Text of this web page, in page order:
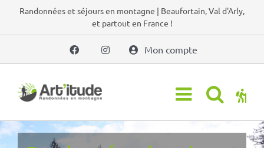
PasserRandonnées et séjours en montagne | Beaufortain, Val d'Arly,
et partout en France !
Mon compte